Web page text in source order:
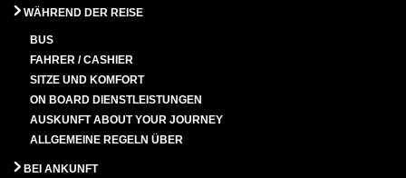
WÄHREND DER REISE
BUS
FAHRER / CASHIER
SITZE UND KOMFORT
ON BOARD DIENSTLEISTUNGEN
AUSKUNFT ABOUT YOUR JOURNEY
ALLGEMEINE REGELN ÜBER
BEI ANKUNFT